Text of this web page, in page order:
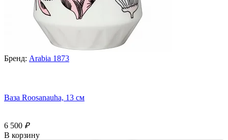
Бренд: Arabia 1873
Ваза Roosanauha, 13 см
6 500 ₽
В корзину